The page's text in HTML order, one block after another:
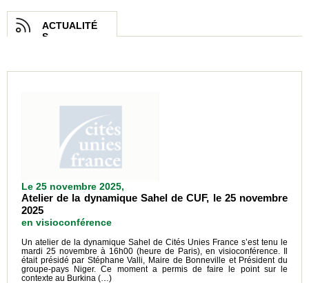
ACTUALITÉ
S
Le 25 novembre 2025,
Atelier de la dynamique Sahel de CUF, le 25 novembre
2025
en visioconférence
Un atelier de la dynamique Sahel de Cités Unies France s’est tenu le
mardi 25 novembre à 16h00 (heure de Paris), en visioconférence. Il
était présidé par Stéphane Valli, Maire de Bonneville et Président du
groupe-pays Niger. Ce moment a permis de faire le point sur le
contexte au Burkina (…)